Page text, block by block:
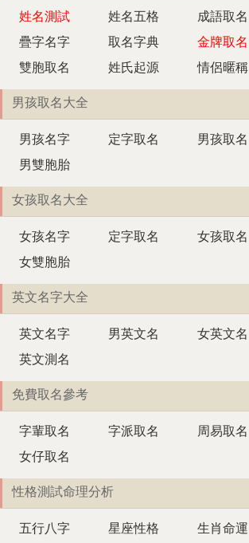
姓名測試 姓名五格 成語取名
疊字名字
取名字典 金牌取名
雙胞取名
姓氏起源 情侶暱稱
男孩取名大全
男孩名字 定字取名 男孩取名
男雙胞胎
女孩取名大全
女孩名字 定字取名 女孩取名
女雙胞胎
英文名字大全
英文名字 男英文名 女英文名
英文測名
免費取名參考
字輩取名 字派取名 周易取名
女仔取名
性格測試命理分析
五行八字 星座性格 生肖命運